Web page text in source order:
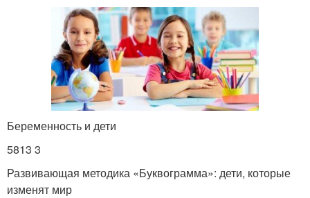
Беременность и дети
5813 3
Развивающая методика «Буквограмма»: дети, которые
изменят мир